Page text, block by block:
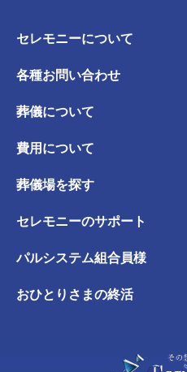
セレモニーについて
各種お問い合わせ
葬儀について
費用について
葬儀場を探す
セレモニーのサポート
パルシステム組合員様
おひとりさまの終活